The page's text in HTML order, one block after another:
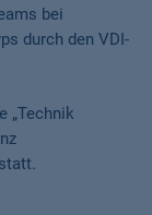
bei
durch den VDI-
„Technik